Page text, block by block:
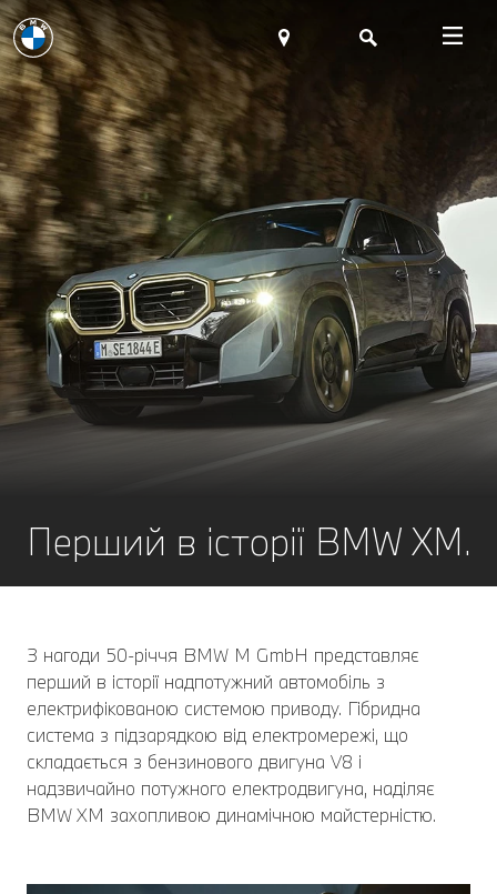
Перший в історії BMW XM.
З нагоди 50-річчя BMW M GmbH представляє
перший в історії надпотужний автомобіль з
електрифікованою системою приводу. Гібридна
система з підзарядкою від електромережі, що
складається з бензинового двигуна V8 і
надзвичайно потужного електродвигуна, наділяє
BMW XM захопливою динамічною майстерністю.